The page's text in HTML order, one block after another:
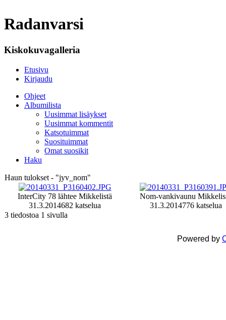
Radanvarsi
Kiskokuvagalleria
Etusivu
Kirjaudu
Ohjeet
Albumilista
Uusimmat lisäykset
Uusimmat kommentit
Katsotuimmat
Suosituimmat
Omat suosikit
Haku
Haun tulokset - "jyv_nom"
InterCity 78 lähtee Mikkelistä
31.3.2014682 katselua
Nom-vankivaunu
31.3.2014776 katselua
3 tiedostoa 1 sivulla
Powered by